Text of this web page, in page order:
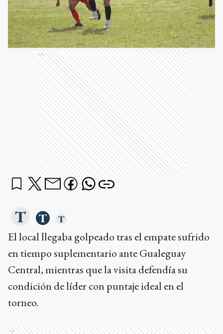
Ads
El local llegaba golpeado tras el empate sufrido
en tiempo suplementario ante Gualeguay
Central, mientras que la visita defendía su
condición de líder con puntaje ideal en el
torneo.
Ads